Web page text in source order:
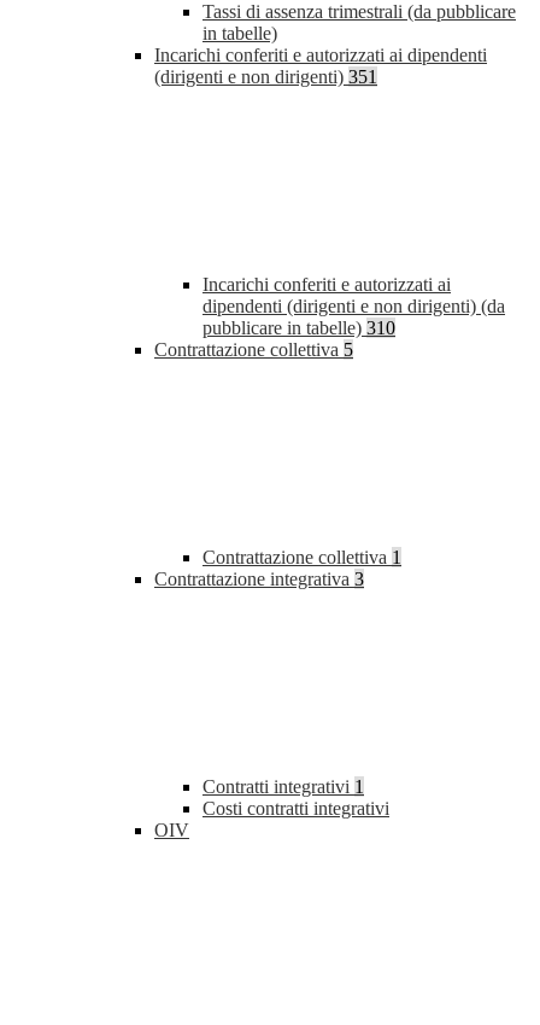
Tassi di assenza trimestrali (da pubblicare
in tabelle)
Incarichi conferiti e autorizzati ai dipendenti
(dirigenti e non dirigenti) 351
Incarichi conferiti e autorizzati ai
dipendenti (dirigenti e non dirigenti) (da
pubblicare in tabelle) 310
Contrattazione collettiva 5
Contrattazione collettiva 1
Contrattazione integrativa 3
Contratti integrativi 1
Costi contratti integrativi
OIV